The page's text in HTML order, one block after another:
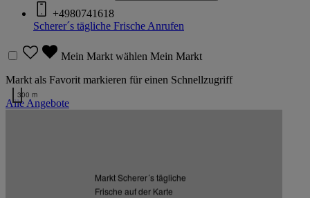
+4980741618
Scherer´s tägliche FrischeAnrufen
Mein Markt wählen Mein Markt
Markt als Favorit markieren für einen Schnellzugriff
Alle Angebote
Markt Scherer´s tägliche
Frische auf der Karte
300 m
Kartenansicht